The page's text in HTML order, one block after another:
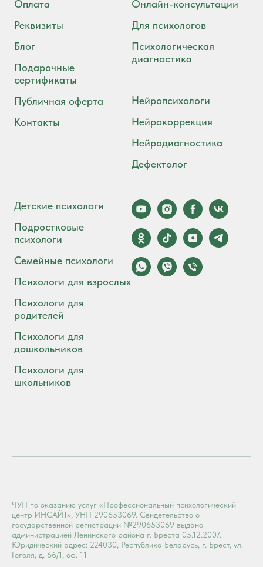
Оплата
Реквизиты
Блог
Подарочные
сертификаты
Публичная оферта
Контакты
Онлайн-консультации
Для психологов
Психологическая
диагностика
Нейропсихологи
Нейрокоррекция
Нейродиагностика
Дефектолог
Детские психологи
Подростковые
психологи
Семейные психологи
Психологи для взрослых
Психологи для
родителей
Психологи для
дошкольников
Психологи для
школьников
ЧУП по оказанию услуг «Профессиональный психологический
центр ИНСАЙТ», УНП 290653069. Свидетельство о
государственной регистрации №290653069 выдано
администрацией Ленинского района г. Бреста 05.12.2007.
Юридический адрес: 224030, Республика Беларусь, г. Брест, ул.
Гоголя, д. 66/1, оф. 11